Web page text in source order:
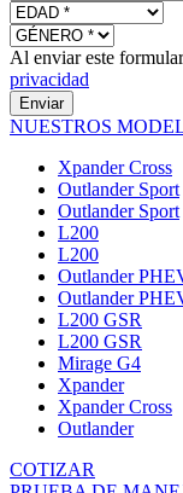
Al enviar este
privacidad
Enviar
NUESTROS
Xpander Cross
Outlander Sport
Outlander Sport
L200
L200
Outlander
Outlander
L200 GSR
L200 GSR
Mirage G4
Xpander
Xpander Cross
Outlander
COTIZAR